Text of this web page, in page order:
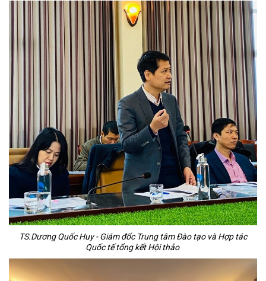
TS.Dương Quốc Huy - Giám đốc Trung tâm Đào tạo và Hợp tác
Quốc tế tổng kết Hội thảo